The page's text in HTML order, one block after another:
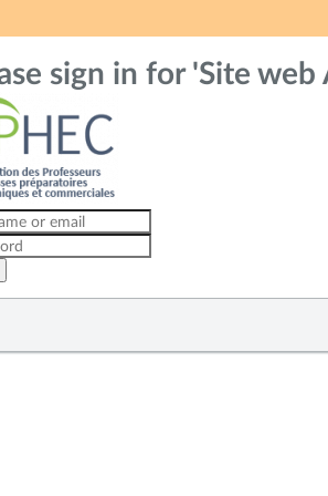
sign in for 'Site web